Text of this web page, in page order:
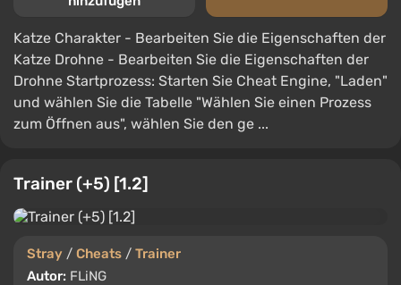
Katze Charakter - Bearbeiten Sie die Eigenschaften der
Katze Drohne - Bearbeiten Sie die Eigenschaften der
Drohne Startprozess: Starten Sie Cheat Engine, "Laden"
und wählen Sie die Tabelle "Wählen Sie einen Prozess
zum Öffnen aus", wählen Sie den ge ...
Trainer (+5) [1.2]
Stray / Cheats / Trainer
Autor: FLiNG